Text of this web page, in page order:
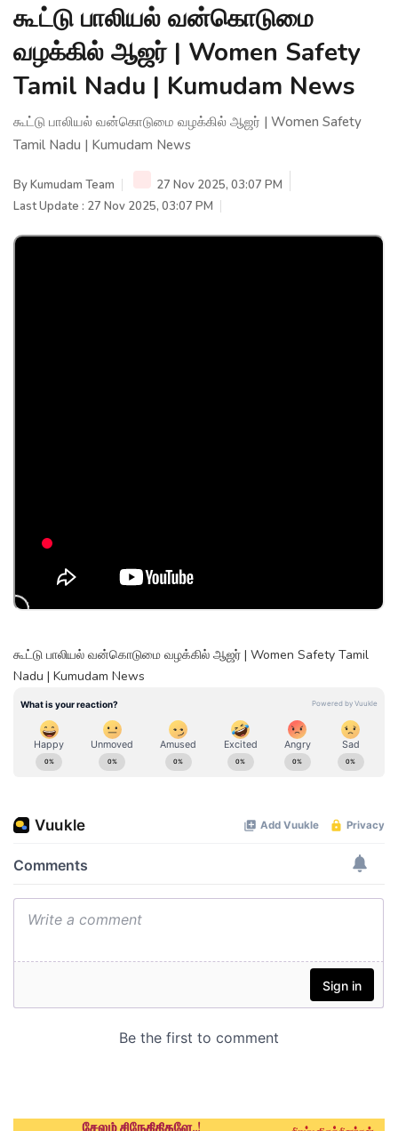
கூட்டு பாலியல் வன்கொடுமை
வழக்கில் ஆஜர் | Women Safety
Tamil Nadu | Kumudam News
கூட்டு பாலியல் வன்கொடுமை வழக்கில் ஆஜர் | Women Safety
Tamil Nadu | Kumudam News
ByKumudam Team
27 Nov 2025, 03:07 PM
Last Update : 27 Nov 2025, 03:07 PM
கூட்டு பாலியல் வன்கொடுமை வழக்கில் ஆஜர் | Women Safety Tamil
Nadu | Kumudam News